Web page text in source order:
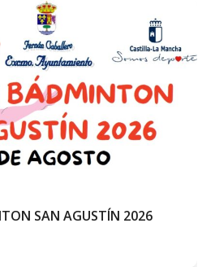
SAN AGUSTÍN 2026